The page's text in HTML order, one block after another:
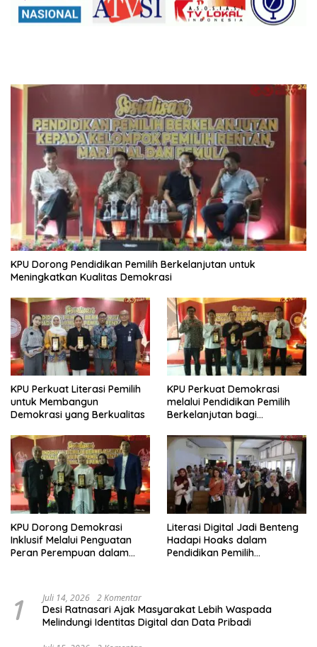
KPU Dorong Pendidikan Pemilih Berkelanjutan untuk
Meningkatkan Kualitas Demokrasi
KPU Perkuat Literasi Pemilih
untuk Membangun
Demokrasi yang Berkualitas
KPU Perkuat Demokrasi
melalui Pendidikan Pemilih
Berkelanjutan bagi
dan Pemula
KPU Dorong Demokrasi
Inklusif Melalui Penguatan
Peran Perempuan dalam
Literasi Digital Jadi Benteng
Hadapi Hoaks dalam
Pendidikan Pemilih
1 Juli 14, 2026 2 Komentar
Desi Ratnasari Ajak Masyarakat Lebih Waspada
Melindungi Identitas Digital dan Data Pribadi